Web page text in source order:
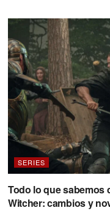
SERIES
Todo lo que sabemos
Witcher: cambios y